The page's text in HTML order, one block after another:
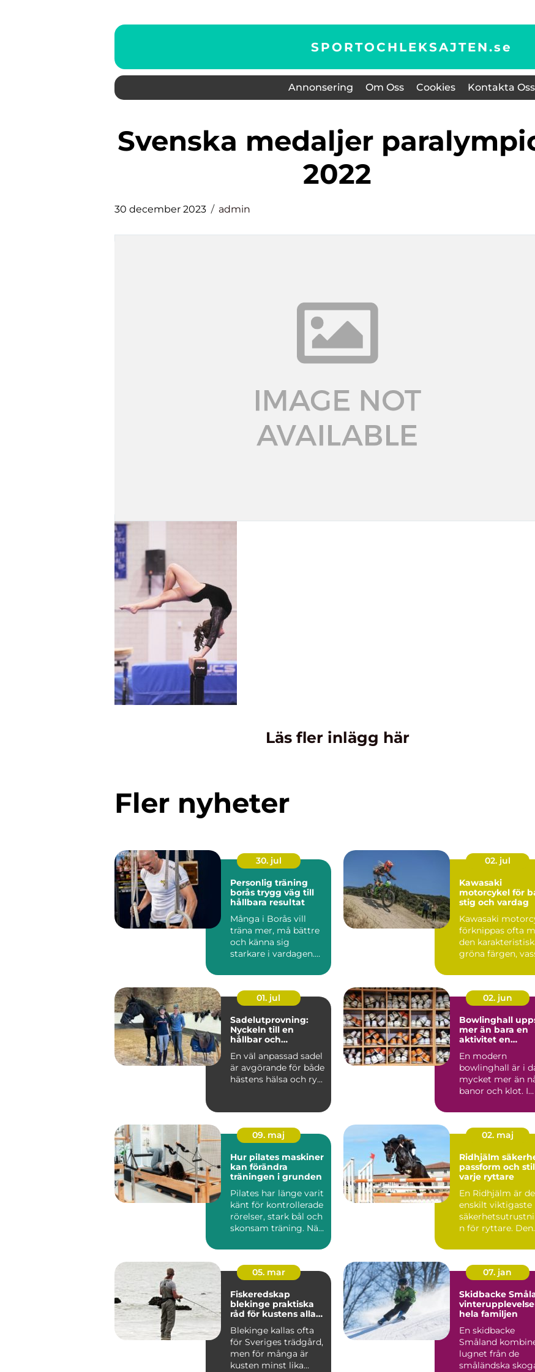
SPORTOCHLEKSAJTEN.se
Annonsering Om Oss Cookies Kontakta Oss
svenska medaljer paralympics
2022
30 december 2023 admin
Läs fler inlägg här
Fler nyheter
30. jul
Personlig träning
borås trygg väg till
hållbara resultat
Många i Borås vill
träna mer, må bättre
och känna sig
starkare i vardagen.
efter...
02. jul
Kawasaki
motorcykel för
stig och vardag
Kawasaki
förknippas ofta
den
gröna färgen,
01. jul
Sadelutprovning:
Nyckeln till en
hållbar och
En väl anpassad sadel
är avgörande för både
hästens hälsa och ry...
02. jun
Bowlinghall
mer än bara en
aktivitet en
En modern
bowlinghall är i
mycket mer än
banor och klot. I
utvecklats ...
09. maj
Hur pilates maskiner
kan förändra
träningen i grunden
Pilates har länge varit
känt för kontrollerade
rörelser, stark bål och
skonsam träning. När
02. maj
Ridhjälm säkerhet,
passform och
varje ryttare
En Ridhjälm är
enskilt viktigaste
n för ryttare. Den
fal...
05. mar
Fiskeredskap
blekinge praktiska
råd för kustens alla
Blekinge kallas ofta
för Sveriges trädgård,
men för många är
kusten minst lika
07. jan
Skidbacke
hela familjen
En skidbacke
Småland
lugnet från de
småländska